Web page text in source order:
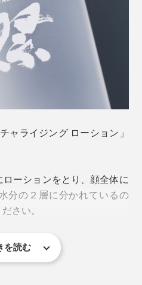
然アミノ酸
が含まれ、
明。独自にエキスを抽出し
適度な水分を保つのを助ける物質。
ャライジング ローション」
ーションをとり、顔全体に
分の２層に分かれているの
さい。
ー。お酒っぽさはありませ
を読む